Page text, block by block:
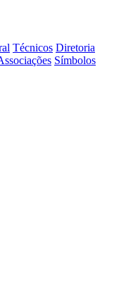
Técnicos Diretoria
Símbolos